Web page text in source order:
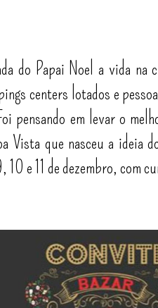
do Papai Noel a vida na
centers lotados e
pensando em levar o
Vista que nasceu a ideia
e 11 de dezembro, com